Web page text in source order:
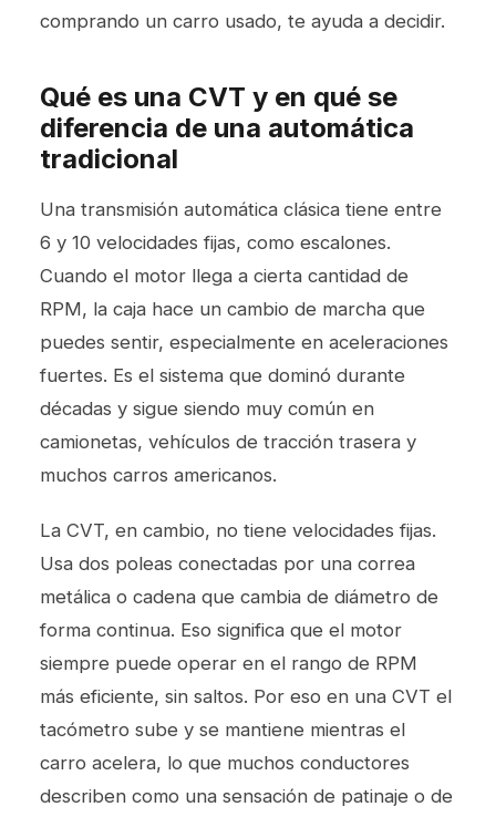
comprando un carro usado, te ayuda a decidir.
Qué es una CVT y en qué se
diferencia de una automática
tradicional
Una transmisión automática clásica tiene entre
6 y 10 velocidades fijas, como escalones.
Cuando el motor llega a cierta cantidad de
RPM, la caja hace un cambio de marcha que
puedes sentir, especialmente en aceleraciones
fuertes. Es el sistema que dominó durante
décadas y sigue siendo muy común en
camionetas, vehículos de tracción trasera y
muchos carros americanos.
La CVT, en cambio, no tiene velocidades fijas.
Usa dos poleas conectadas por una correa
metálica o cadena que cambia de diámetro de
forma continua. Eso significa que el motor
siempre puede operar en el rango de RPM
más eficiente, sin saltos. Por eso en una CVT el
tacómetro sube y se mantiene mientras el
carro acelera, lo que muchos conductores
describen como una sensación de patinaje o de